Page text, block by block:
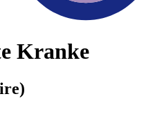
Kranke